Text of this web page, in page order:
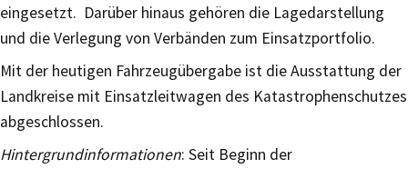
eingesetzt. Darüber hinaus gehören die Lagedarstellung
und die Verlegung von Verbänden zum Einsatzportfolio.
Mit der heutigen Fahrzeugübergabe ist die Ausstattung der
Landkreise mit Einsatzleitwagen des Katastrophenschutzes
abgeschlossen.
Hintergrundinformationen: Seit Beginn der